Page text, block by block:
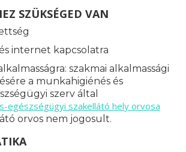
SZÜKSÉGED VAN
internet kapcsolatra
szakmai alkalmassági
a munkahigiénés és
szerv által
egészségügyi szakellátó hely orvosa
orvos nem jogosult.